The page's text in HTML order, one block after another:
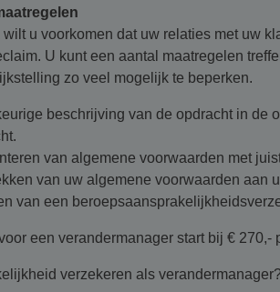
u voorkomen dat uw relaties met uw
U kunt een aantal maatregelen
zo veel mogelijk te beperken.
beschrijving van de opdracht in de
van algemene voorwaarden met
van uw algemene voorwaarden aan
van een
een verandermanager start bij € 270,-
verzekeren als